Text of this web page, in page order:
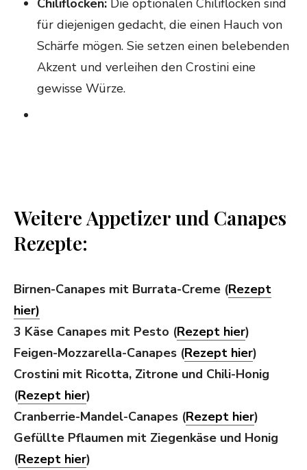
für diejenigen gedacht, die einen Hauch von
Schärfe mögen. Sie setzen einen belebenden
Akzent und verleihen den Crostini eine
gewisse Würze.
Weitere Appetizer und Canapes
Rezepte:
Birnen-Canapes mit Burrata-Creme (Rezept
hier)
3 Käse Canapes mit Pesto (Rezept hier)
Feigen-Mozzarella-Canapes (Rezept hier)
Crostini mit Ricotta, Zitrone und Chili-Honig
(Rezept hier)
Cranberrie-Mandel-Canapes (Rezept hier)
Gefüllte Pflaumen mit Ziegenkäse und Honig
(Rezept hier)